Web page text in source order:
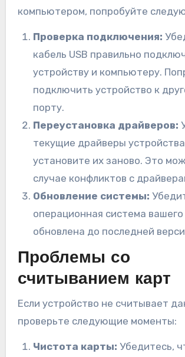
компьютером, попробуйте
Проверка подключения:
кабель USB правильно
устройству и компьютеру.
подключить устройство к
порту.
Переустановка драйверов:
текущие драйверы
установите их заново. Это
случае конфликтов с
Обновление системы:
операционная система
обновлена до последней
Проблемы со
считыванием карт
Если устройство не считывает
проверьте следующие моменты:
Чистота карты: Убедитесь,